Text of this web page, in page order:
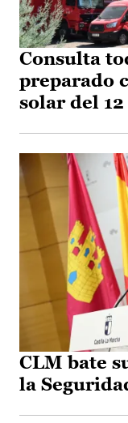
Consulta
preparado
solar del
CLM bate
la